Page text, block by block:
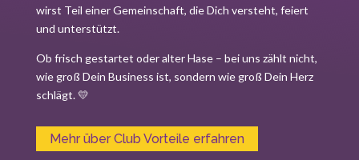
wirst Teil einer Gemeinschaft, die Dich versteht, feiert
und unterstützt.
Ob frisch gestartet oder alter Hase – bei uns zählt nicht,
wie groß Dein Business ist, sondern wie groß Dein Herz
schlägt. 💛
Mehr über Club Vorteile erfahren